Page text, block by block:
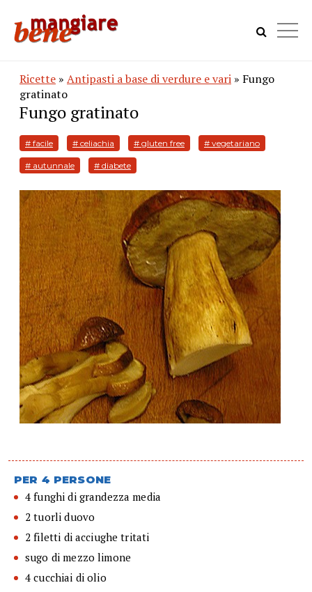
Ricette » Antipasti a base di verdure e vari » Fungo
gratinato
Fungo gratinato
# facile # celiachia # gluten free # vegetariano
# autunnale # diabete
PER 4 PERSONE
4 funghi di grandezza media
2 tuorli duovo
2 filetti di acciughe tritati
sugo di mezzo limone
4 cucchiai di olio